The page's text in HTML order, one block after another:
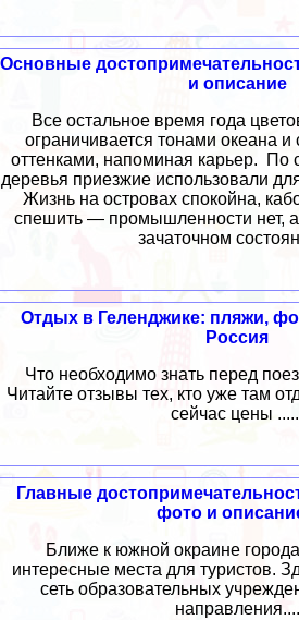
Основные
и описание
Все остальное время года
ограничивается тонами океана
оттенками, напоминая карьер. По
деревья приезжие использовали
Жизнь на островах спокойна,
спешить — промышленности нет, а
зачаточном
Отдых в Геленджике: пляжи,
Россия
Что необходимо знать перед
Читайте отзывы тех, кто уже там
сейчас цены
Главные
фото и
Ближе к южной окраине
интересные места для туристов.
сеть образовательных
направления....